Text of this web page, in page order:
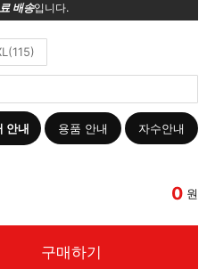
배송입니다.
안내 용품 안내 자수안내
0 원
구매하기